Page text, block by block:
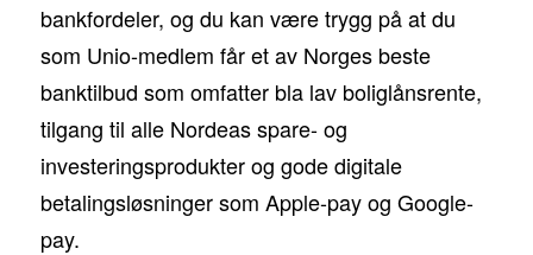
bankfordeler, og du kan være trygg på at du
som Unio-medlem får et av Norges beste
banktilbud som omfatter bla lav boliglånsrente,
tilgang til alle Nordeas spare- og
investeringsprodukter og gode digitale
betalingsløsninger som Apple-pay og Google-
pay.